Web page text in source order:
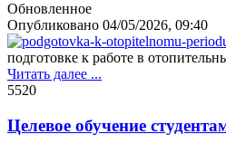
Обновленное
Опубликовано 04/05/2026, 09:40
подготовке к работе в
Читать далее ...
5520
Целевое обучение